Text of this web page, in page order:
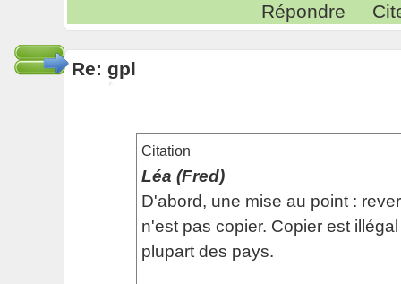
Répondre
Re: gpl
Citation
Léa (Fred)
D'abord, une mise au point :
n'est pas copier. Copier est
plupart des pays.